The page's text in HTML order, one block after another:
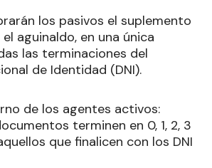
los pasivos el suplemento
aguinaldo, en una única
las terminaciones del
de Identidad (DNI).
de los agentes activos:
terminen en 0, 1, 2, 3
que finalicen con los DNI